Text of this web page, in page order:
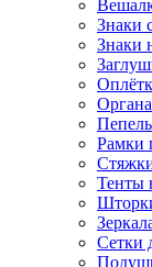
Знаки
Знаки
Рамки
Тенты
Сетки